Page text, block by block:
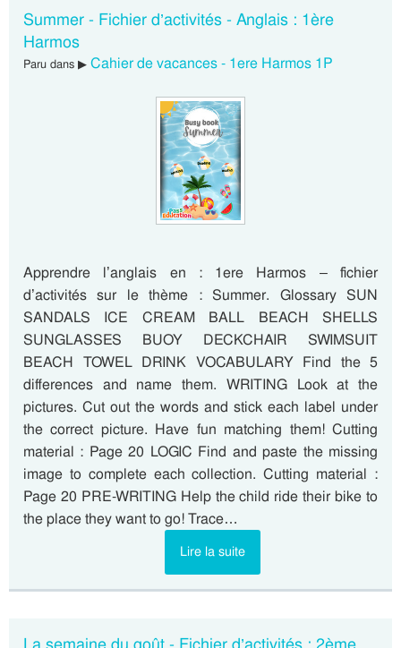
Summer - Fichier d’activités - Anglais : 1ère
Harmos
Paru dans ▶ Cahier de vacances - 1ere Harmos 1P
Apprendre l’anglais en : 1ere Harmos – fichier
d’activités sur le thème : Summer. Glossary SUN
SANDALS ICE CREAM BALL BEACH SHELLS
SUNGLASSES BUOY DECKCHAIR SWIMSUIT
BEACH TOWEL DRINK VOCABULARY Find the 5
differences and name them. WRITING Look at the
pictures. Cut out the words and stick each label under
the correct picture. Have fun matching them! Cutting
material : Page 20 LOGIC Find and paste the missing
image to complete each collection. Cutting material :
Page 20 PRE-WRITING Help the child ride their bike to
the place they want to go! Trace…
Lire la suite
La semaine du goût - Fichier d’activités : 2ème